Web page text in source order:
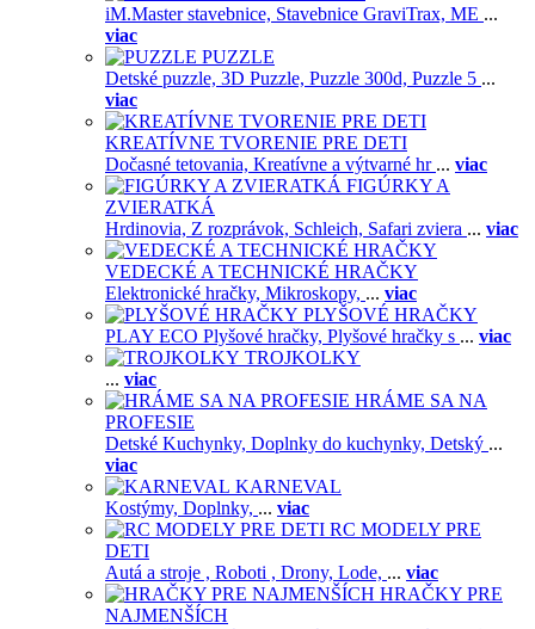
iM.Master stavebnice, Stavebnice GraviTrax, ME ...
viac
PUZZLE
Detské puzzle, 3D Puzzle, Puzzle 300d, Puzzle 5 ...
viac
KREATÍVNE TVORENIE PRE DETI
Dočasné tetovania, Kreatívne a výtvarné hr ... viac
FIGÚRKY A
ZVIERATKÁ
Hrdinovia, Z rozprávok, Schleich, Safari zviera ... viac
VEDECKÉ A TECHNICKÉ HRAČKY
Elektronické hračky, Mikroskopy, ... viac
PLYŠOVÉ HRAČKY
PLAY ECO Plyšové hračky, Plyšové hračky s ... viac
TROJKOLKY
... viac
HRÁME SA NA
PROFESIE
Detské Kuchynky, Doplnky do kuchynky, Detský ...
viac
KARNEVAL
Kostýmy, Doplnky, ... viac
RC MODELY PRE
DETI
Autá a stroje , Roboti , Drony, Lode, ... viac
HRAČKY PRE
NAJMENŠÍCH